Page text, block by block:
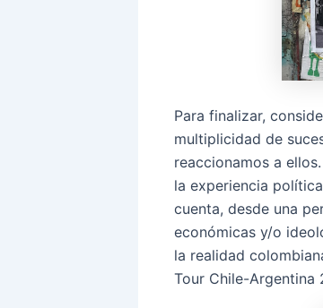
Para finalizar,
multiplicidad de
reaccionamos a
la experiencia
cuenta, desde una
económicas y/o
la realidad
Tour Chile-Argentina